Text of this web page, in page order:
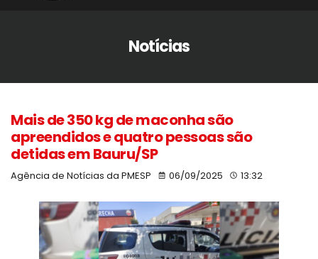
Notícias
Mais de 350 kg de maconha são
apreendidos e quatro pessoas são
detidas em Bauru/SP
Agência de Notícias da PMESP 06/09/2025 13:32